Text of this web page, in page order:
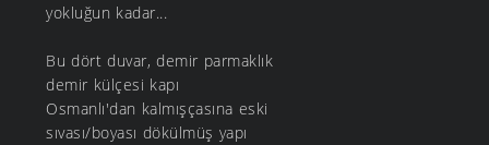
yokluğun kadar...
Bu dört duvar, demir parmaklık
demir külçesi kapı
Osmanlı'dan kalmışçasına eski
sıvası/boyası dökülmüş yapı